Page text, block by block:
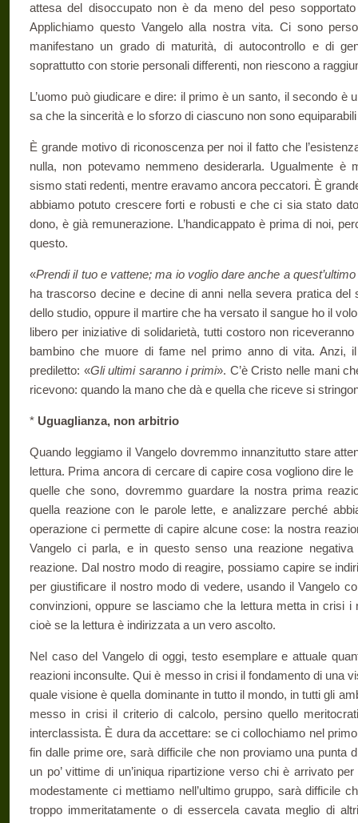
attesa del disoccupato non è da meno del peso
Applichiamo questo Vangelo alla nostra vita. Ci sono
manifestano un grado di maturità, di autocontrollo e di
soprattutto con storie personali differenti, non riescono a
L’uomo può giudicare e dire: il primo è un santo, il secondo è
sa che la sincerità e lo sforzo di ciascuno non sono
È grande motivo di riconoscenza per noi il fatto che
nulla, non potevamo nemmeno desiderarla. Ugualmente è
sismo stati redenti, mentre eravamo ancora peccatori. È
abbiamo potuto crescere forti e robusti e che ci sia stato
dono, è già remunerazione. L’handicappato è prima di noi,
questo.
«Prendi il tuo e vattene; ma io voglio dare anche a
ha trascorso decine e decine di anni nella severa pratica del
dello studio, oppure il martire che ha versato il sangue ho il
libero per iniziative di solidarietà, tutti costoro non
bambino che muore di fame nel primo anno di vita. Anzi,
prediletto: «Gli ultimi saranno i primi». C’è Cristo nelle mani
ricevono: quando la mano che dà e quella che riceve si
* Uguaglianza, non arbitrio
Quando leggiamo il Vangelo dovremmo innanzitutto stare
lettura. Prima ancora di cercare di capire cosa vogliono dire
quelle che sono, dovremmo guardare la nostra prima
quella reazione con le parole lette, e analizzare perché
operazione ci permette di capire alcune cose: la nostra
Vangelo ci parla, e in questo senso una reazione
reazione. Dal nostro modo di reagire, possiamo capire se
per giustificare il nostro modo di vedere, usando il Vangelo
convinzioni, oppure se lasciamo che la lettura metta in crisi i
cioè se la lettura è indirizzata a un vero ascolto.
Nel caso del Vangelo di oggi, testo esemplare e attuale
reazioni inconsulte. Qui è messo in crisi il fondamento di una
quale visione è quella dominante in tutto il mondo, in tutti gli
messo in crisi il criterio di calcolo, persino quello
interclassista. È dura da accettare: se ci collochiamo nel
fin dalle prime ore, sarà difficile che non proviamo una punta
un po’ vittime di un’iniqua ripartizione verso chi è arrivato
modestamente ci mettiamo nell’ultimo gruppo, sarà difficile
troppo immeritatamente o di essercela cavata meglio di